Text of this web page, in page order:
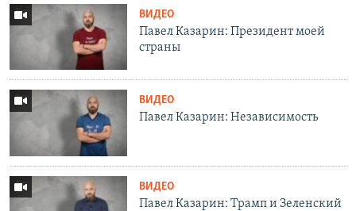
ВИДЕО
Павел Казарин: Президент моей
страны
ВИДЕО
Павел Казарин: Независимость
ВИДЕО
Павел Казарин: Трамп и Зеленский